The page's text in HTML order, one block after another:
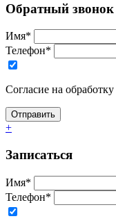
Обратный звонок
Имя*
Телефон*
Согласие на обработку
+
Записаться
Имя*
Телефон*